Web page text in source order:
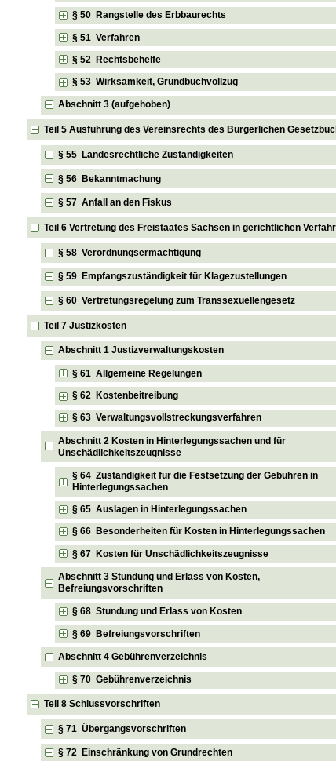
§ 50 Rangstelle des Erbbaurechts
§ 51 Verfahren
§ 52 Rechtsbehelfe
§ 53 Wirksamkeit, Grundbuchvollzug
Abschnitt 3 (aufgehoben)
Teil 5 Ausführung des Vereinsrechts des Bürgerlichen
§ 55 Landesrechtliche Zuständigkeiten
§ 56 Bekanntmachung
§ 57 Anfall an den Fiskus
Teil 6 Vertretung des Freistaates Sachsen in gerichtlichen
§ 58 Verordnungsermächtigung
§ 59 Empfangszuständigkeit für Klagezustellungen
§ 60 Vertretungsregelung zum Transsexuellengesetz
Teil 7 Justizkosten
Abschnitt 1 Justizverwaltungskosten
§ 61 Allgemeine Regelungen
§ 62 Kostenbeitreibung
§ 63 Verwaltungsvollstreckungsverfahren
Abschnitt 2 Kosten in Hinterlegungssachen und für
Unschädlichkeitszeugnisse
§ 64 Zuständigkeit für die Festsetzung der Gebühren in
Hinterlegungssachen
§ 65 Auslagen in Hinterlegungssachen
§ 66 Besonderheiten für Kosten in Hinterlegungssachen
§ 67 Kosten für Unschädlichkeitszeugnisse
Abschnitt 3 Stundung und Erlass von Kosten,
Befreiungsvorschriften
§ 68 Stundung und Erlass von Kosten
§ 69 Befreiungsvorschriften
Abschnitt 4 Gebührenverzeichnis
§ 70 Gebührenverzeichnis
Teil 8 Schlussvorschriften
§ 71 Übergangsvorschriften
§ 72 Einschränkung von Grundrechten